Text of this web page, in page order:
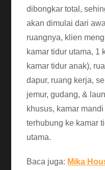
dibongkar total,
akan dimulai dari
ruangnya, klien
kamar tidur utama, 1
kamar tidur anak),
dapur, ruang kerja,
jemur, gudang, &
khusus, kamar
terhubung ke kamar
utama.
Baca juga: Mika